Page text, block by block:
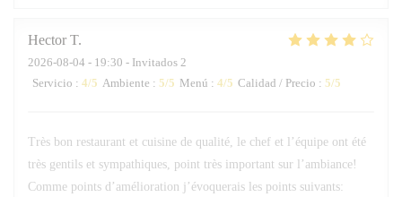
Hector T
2026-08-04 - 19:30 - Invitados 2
Servicio : 4/5 Ambiente : 5/5 Menú : 4/5 Calidad / Precio : 5/5
Très bon restaurant et cuisine de qualité, le chef et l’équipe ont été
très gentils et sympathiques, point très important sur l’ambiance!
Comme points d’amélioration j’évoquerais les points suivants: